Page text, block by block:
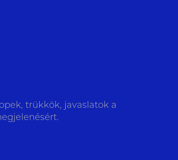
trükkök, javaslatok a